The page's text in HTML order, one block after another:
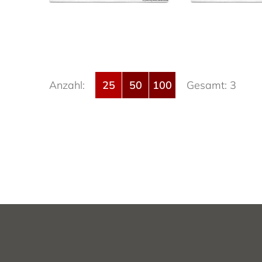
Anzahl: 25 50 100 Gesamt: 3